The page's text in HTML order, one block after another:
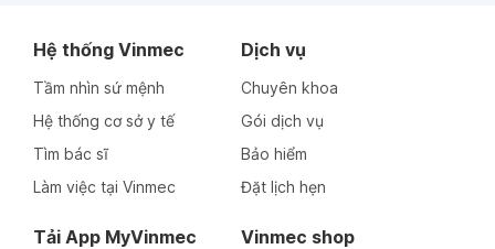
Hệ thống Vinmec
Tầm nhìn sứ mệnh
Hệ thống cơ sở y tế
Tìm bác sĩ
Làm việc tại Vinmec
Dịch vụ
Chuyên khoa
Gói dịch vụ
Bảo hiểm
Đặt lịch hẹn
Tải App MyVinmec Vinmec shop